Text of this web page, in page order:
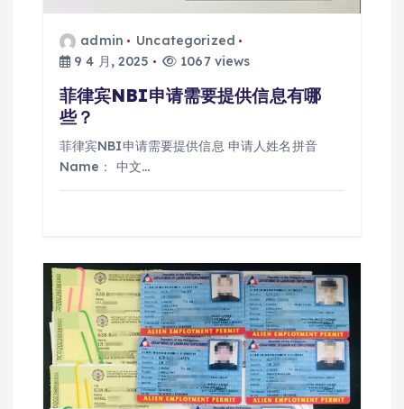
admin
Uncategorized
9 4 月, 2025
1067 views
菲律宾NBI申请需要提供信息有哪
些？
菲律宾NBI申请需要提供信息 申请人姓名拼音
Name： 中文…